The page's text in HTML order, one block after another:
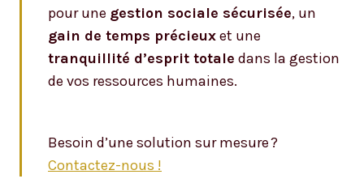
pour une gestion sociale sécurisée, un
gain de temps précieuxet une
tranquillité d’esprit totale dans la gestion
de vos ressources humaines.
Besoin d’une solution sur mesure ?
Contactez-nous !